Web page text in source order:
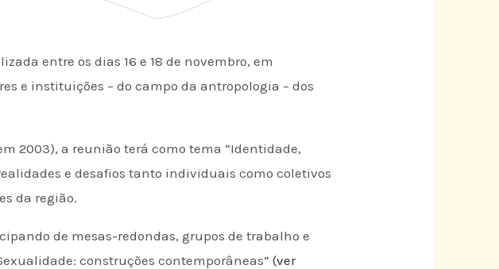
entre os dias 16 e 18 de novembro, em
e instituições – do campo da antropologia – dos
2003), a reunião terá como tema “Identidade,
e desafios tanto individuais como coletivos
da região.
de mesas-redondas, grupos de trabalho e
construções contemporâneas”(ver